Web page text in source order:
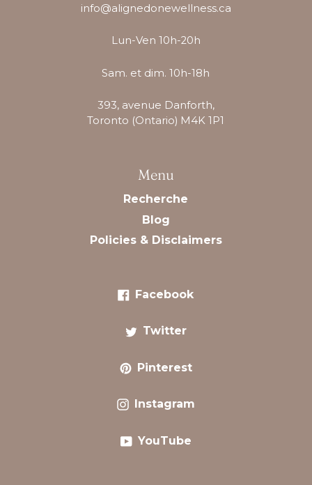
info@alignedonewellness.ca
Lun-Ven 10h-20h
Sam. et dim. 10h-18h
393, avenue Danforth,
Toronto (Ontario) M4K 1P1
Menu
Recherche
Blog
Policies & Disclaimers
Facebook
Twitter
Pinterest
Instagram
YouTube